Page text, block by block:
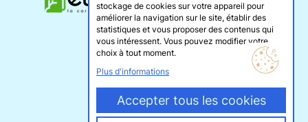
stockage de cookies sur votre appareil pour
améliorer la navigation sur le site, établir des
statistiques et vous proposer des contenus qui
vous intéressent. Vous pouvez modifier votre
choix à tout moment.
Plus d'informations
Accepter tous les cookies